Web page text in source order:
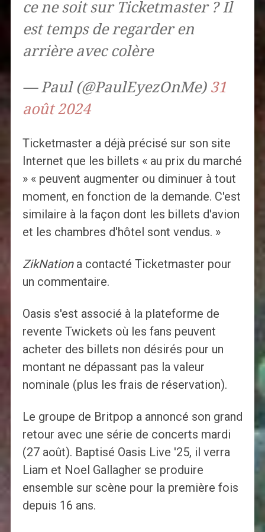
ce ne soit sur Ticketmaster ? Il
est temps de regarder en
arrière avec colère
— Paul (@PaulEyezOnMe) 31
août 2024
Ticketmaster a déjà précisé sur son site
Internet que les billets « au prix du marché
» « peuvent augmenter ou diminuer à tout
moment, en fonction de la demande. C'est
similaire à la façon dont les billets d'avion
et les chambres d'hôtel sont vendus. »
ZikNation a contacté Ticketmaster pour
un commentaire.
Oasis s'est associé à la plateforme de
revente Twickets où les fans peuvent
acheter des billets non désirés pour un
montant ne dépassant pas la valeur
nominale (plus les frais de réservation).
Le groupe de Britpop a annoncé son grand
retour avec une série de concerts mardi
(27 août). Baptisé Oasis Live '25, il verra
Liam et Noel Gallagher se produire
ensemble sur scène pour la première fois
depuis 16 ans.